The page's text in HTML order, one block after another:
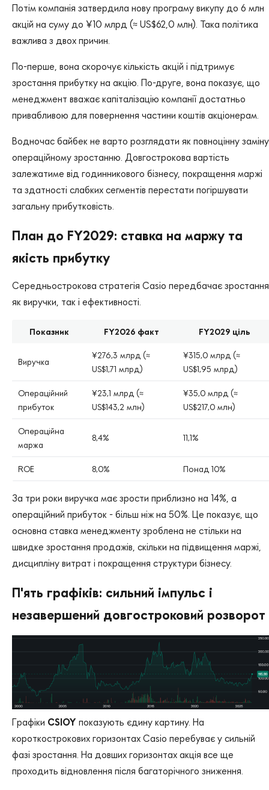
Потім компанія затвердила нову програму викупу до 6 млн
акцій на суму до ¥10 млрд (≈ US$62,0 млн). Така політика
важлива з двох причин.
По-перше, вона скорочує кількість акцій і підтримує
зростання прибутку на акцію. По-друге, вона показує, що
менеджмент вважає капіталізацію компанії достатньо
привабливою для повернення частини коштів акціонерам.
Водночас байбек не варто розглядати як повноцінну заміну
операційному зростанню. Довгострокова вартість
залежатиме від годинникового бізнесу, покращення маржі
та здатності слабких сегментів перестати погіршувати
загальну прибутковість.
План до FY2029: ставка на маржу та
якість прибутку
Середньострокова стратегія Casio передбачає зростання
як виручки, так і ефективності.
Показник FY2026 факт FY2029 ціль
Виручка
¥276,3 млрд (≈
US$1,71 млрд)
¥315,0 млрд (≈
US$1,95 млрд)
Операційний
прибуток
¥23,1 млрд (≈
US$143,2 млн)
¥35,0 млрд (≈
US$217,0 млн)
Операційна
маржа
8,4% 11,1%
ROE 8,0% Понад 10%
За три роки виручка має зрости приблизно на 14%, а
операційний прибуток - більш ніж на 50%. Це показує, що
основна ставка менеджменту зроблена не стільки на
швидке зростання продажів, скільки на підвищення маржі,
дисципліну витрат і покращення структури бізнесу.
П'ять графіків: сильний імпульс і
незавершений довгостроковий розворот
Графіки CSIOY показують єдину картину. На
короткострокових горизонтах Casio перебуває у сильній
фазі зростання. На довших горизонтах акція все ще
проходить відновлення після багаторічного зниження.